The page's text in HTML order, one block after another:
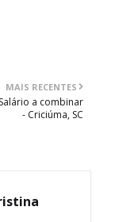
MAIS RECENTES
a combinar
- Criciúma, SC